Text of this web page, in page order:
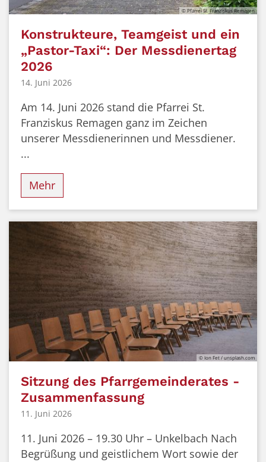
© Pfarrei St. Franziskus Remagen
Konstrukteure, Teamgeist und ein
„Pastor-Taxi“: Der Messdienertag
2026
14. Juni 2026
Am 14. Juni 2026 stand die Pfarrei St.
Franziskus Remagen ganz im Zeichen
unserer Messdienerinnen und Messdiener.
...
Mehr
© Ion Fet / unsplash.com
Sitzung des Pfarrgemeinderates -
Zusammenfassung
11. Juni 2026
11. Juni 2026 – 19.30 Uhr – Unkelbach Nach
Begrüßung und geistlichem Wort sowie der